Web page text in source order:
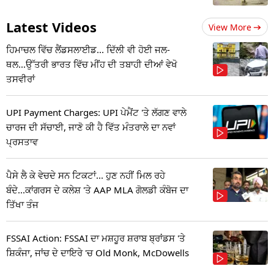
Latest Videos View More
ਹਿਮਾਚਲ ਵਿੱਚ ਲੈਂਡਸਲਾਈਡ... ਦਿੱਲੀ ਵੀ ਹੋਈ ਜਲ-
ਥਲ...ਉੱਤਰੀ ਭਾਰਤ ਵਿੱਚ ਮੀਂਹ ਦੀ ਤਬਾਹੀ ਦੀਆਂ ਵੇਖੋ
ਤਸਵੀਰਾਂ
UPI Payment Charges: UPI ਪੇਮੈਂਟ 'ਤੇ ਲੱਗਣ ਵਾਲੇ
ਚਾਰਜ ਦੀ ਸੱਚਾਈ, ਜਾਣੋ ਕੀ ਹੈ ਵਿੱਤ ਮੰਤਰਾਲੇ ਦਾ ਨਵਾਂ
ਪ੍ਰਸਤਾਵ
ਪੈਸੇ ਲੈ ਕੇ ਵੇਚਦੇ ਸਨ ਟਿਕਟਾਂ... ਹੁਣ ਨਹੀਂ ਮਿਲ ਰਹੇ
ਬੰਦੇ...ਕਾਂਗਰਸ ਦੇ ਕਲੇਸ਼ 'ਤੇ AAP MLA ਗੋਲਡੀ ਕੰਬੋਜ ਦਾ
ਤਿੱਖਾ ਤੰਜ
FSSAI Action: FSSAI ਦਾ ਮਸ਼ਹੂਰ ਸ਼ਰਾਬ ਬ੍ਰਾਂਡਸ 'ਤੇ
ਸ਼ਿਕੰਜਾ, ਜਾਂਚ ਦੇ ਦਾਇਰੇ 'ਚ Old Monk, McDowells